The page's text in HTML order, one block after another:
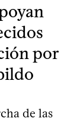
por
de las